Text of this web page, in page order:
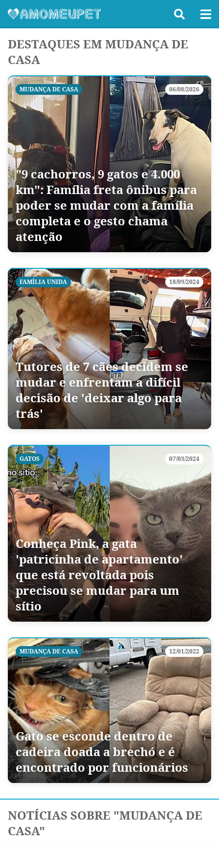
DESTAQUES EM MUDANÇA DE
CASA
MUDANÇA DE CASA 06/08/2026
"9 cachorros, 9 gatos e 4.000
km": Família freta ônibus para
poder se mudar com a família
completa e o gesto chama
atenção
FAMÍLIA UNIDA 18/09/2024
Tutores de 7 cães decidem se
mudar e enfrentam a difícil
decisão de 'deixar algo para
trás'
GATOS 07/03/2024
Conheça Pink, a gata
'patricinha de apartamento'
que está revoltada pois
precisou se mudar para um
sítio
MUDANÇA DE CASA 12/01/2022
Gato se esconde dentro de
cadeira doada a brechó e é
encontrado por funcionários
NOTÍCIAS SOBRE "MUDANÇA DE
CASA"